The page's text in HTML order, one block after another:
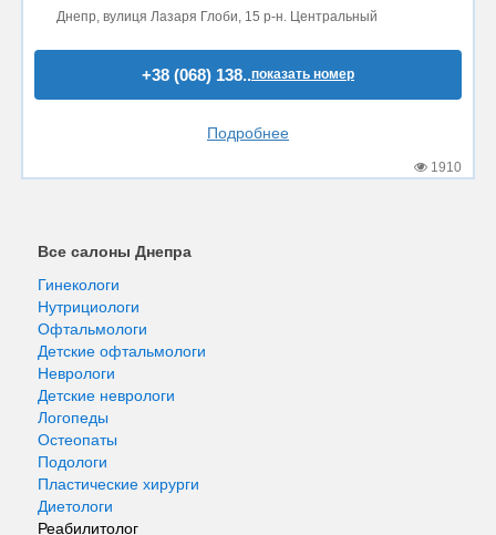
Днепр, вулиця Лазаря Глоби, 15 р-н. Центральный
+38 (068) 138..показать номер
Подробнее
1910
Все салоны Днепра
Гинекологи
Нутрициологи
Офтальмологи
Детские офтальмологи
Неврологи
Детские неврологи
Логопеды
Остеопаты
Подологи
Пластические хирурги
Диетологи
Реабилитолог